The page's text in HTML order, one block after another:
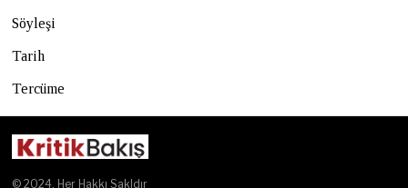
Söyleşi
Tarih
Tercüme
© 2024. Her Hakkı Sakldır